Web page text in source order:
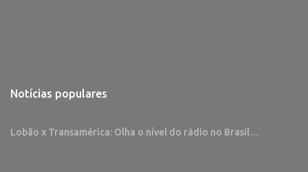
Notícias populares
Lobão x Transamérica: Olha o nível do rádio no Brasil…